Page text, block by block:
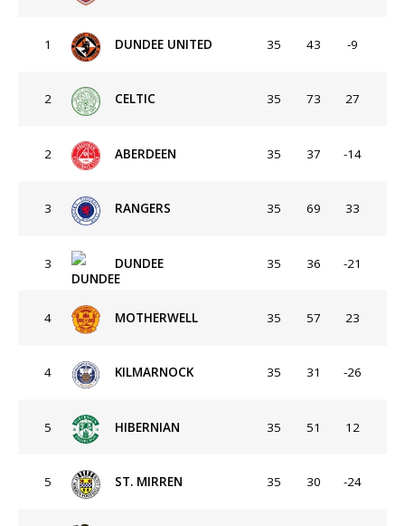
1 DUNDEE UNITED 35 43 -9
2 CELTIC 35 73 27
2 ABERDEEN 35 37 -14
3 RANGERS 35 69 33
3 DUNDEE 35 36 -21
4 MOTHERWELL 35 57 23
4 KILMARNOCK 35 31 -26
5 HIBERNIAN 35 51 12
5 ST. MIRREN 35 30 -24